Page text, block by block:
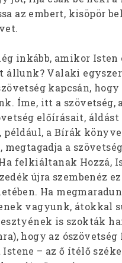
az embert, kisöpör
inkább, amikor
állunk? Valaki
kapcsán,
Íme, itt a szövetség,
előírásait,
például, a Bírák
megtagadja a
felkiáltanak Hozzá,
újra szembenéz
Ha
vagyunk, átokkal
is szokták
hogy az
Istene – az ő ítélő